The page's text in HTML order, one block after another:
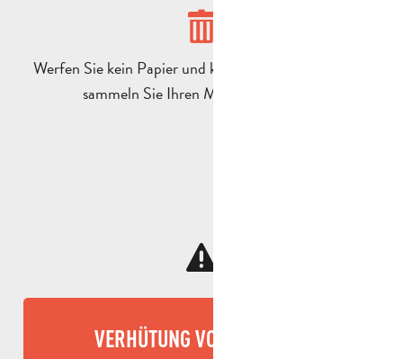
Werfen Sie kein Papier und keinen Müll weg, sondern
sammeln Sie Ihren Müll sorgfältig ein.
VERHÜTUNG VON BRÄNDEN